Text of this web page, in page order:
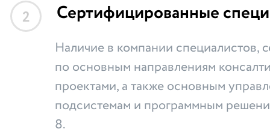
2 Сертифицированные
Наличие в компании специалистов,
по основным направлениям
проектами, а также основным
подсистемам и программным
8.